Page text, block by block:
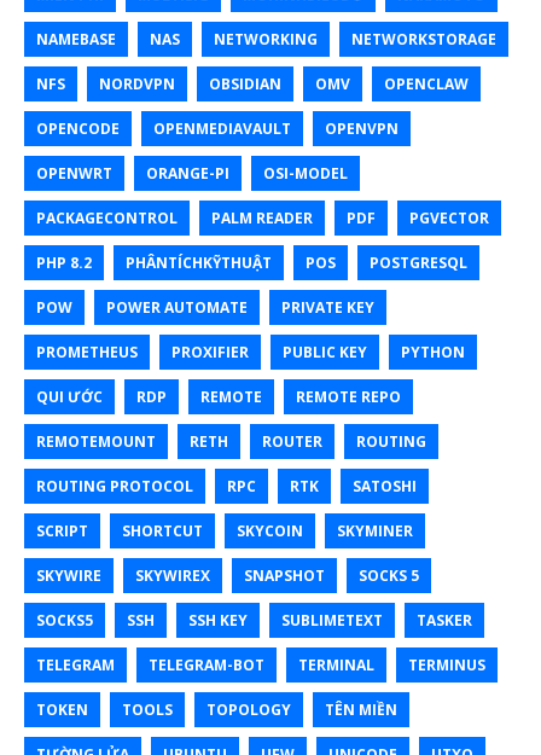
NAMEBASE NAS NETWORKING NETWORKSTORAGE
NFS NORDVPN OBSIDIAN OMV OPENCLAW
OPENCODE OPENMEDIAVAULT OPENVPN
OPENWRT ORANGE-PI OSI-MODEL
PACKAGECONTROL PALM READER PDF PGVECTOR
PHP 8.2 PHÂNTÍCHKỸTHUẬT POS POSTGRESQL
POW POWER AUTOMATE PRIVATE KEY
PROMETHEUS PROXIFIER PUBLIC KEY PYTHON
QUI ƯỚC RDP REMOTE REMOTE REPO
REMOTEMOUNT RETH ROUTER ROUTING
ROUTING PROTOCOL RPC RTK SATOSHI
SCRIPT SHORTCUT SKYCOIN SKYMINER
SKYWIRE SKYWIREX SNAPSHOT SOCKS 5
SOCKS5 SSH SSH KEY SUBLIMETEXT TASKER
TELEGRAM TELEGRAM-BOT TERMINAL TERMINUS
TOKEN TOOLS TOPOLOGY TÊN MIỀN